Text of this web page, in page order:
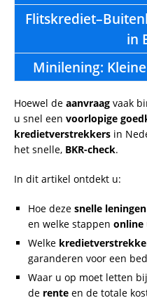
in
Minilening:
Hoewel de aanvraag vaak
u snel een voorlopige
kredietverstrekkers in
het snelle, BKR-check.
In dit artikel ontdekt u:
Hoe deze snelle leningen
en welke stappen online
Welke
garanderen voor een
Waar u op moet letten
de rente en de totale